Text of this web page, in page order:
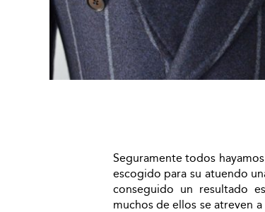
Seguramente todos
escogido para su atuendo
conseguido un resultado
muchos de ellos se atreven